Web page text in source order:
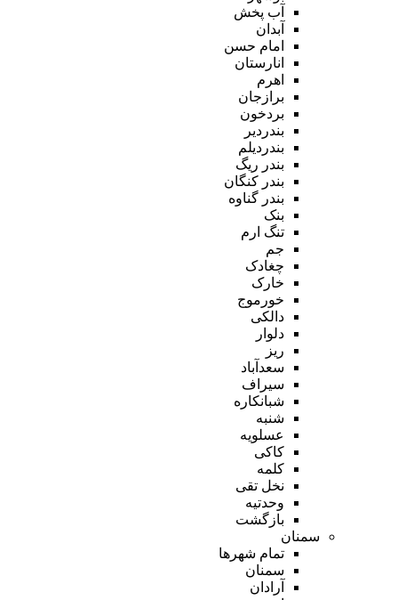
آب پخش
آبدان
امام حسن
انارستان
اهرم
برازجان
بردخون
بندردیر
بندردیلم
بندر ریگ
بندر کنگان
بندر گناوه
بنک
تنگ ارم
جم
چغادک
خارک
خورموج
دالکی
دلوار
ریز
سعدآباد
سیراف
شبانکاره
شنبه
عسلویه
کاکی
کلمه
نخل تقی
وحدتیه
بازگشت
سمنان
تمام شهر‌ها
سمنان
آرادان